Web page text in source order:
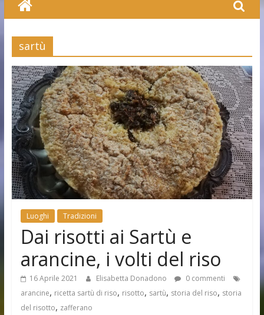
sartù
Luoghi Tradizioni
Dai risotti ai Sartù e
arancine, i volti del riso
16 Aprile 2021 Elisabetta Donadono
0 commenti
arancine, ricetta sartù di riso, risotto, sartù, storia del riso, storia
del risotto, zafferano